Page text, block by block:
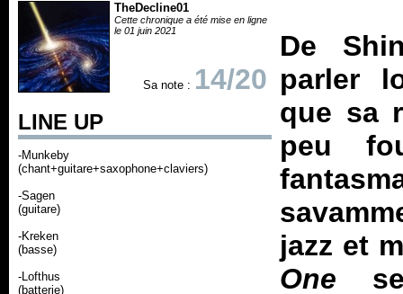
TheDecline01
Cette chronique a été mise en ligne
le 01 juin 2021
Sa note : 14/20
LINE UP
-Munkeby
(chant+guitare+saxophone+claviers)
-Sagen
(guitare)
-Kreken
(basse)
-Lofthus
(batterie)
De
parler
que sa
peu
jazz et
One